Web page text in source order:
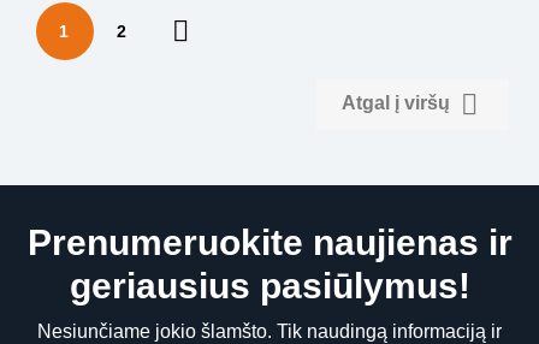
1 2 
Atgal į viršų 
Prenumeruokite naujienas ir
geriausius pasiūlymus!
Nesiunčiame jokio šlamšto. Tik naudingą informaciją ir